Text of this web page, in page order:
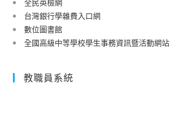
全民英檢網
台灣銀行學雜費入口網
數位圖書館
全國高級中等學校學生事務資訊暨活動網站
教職員系統